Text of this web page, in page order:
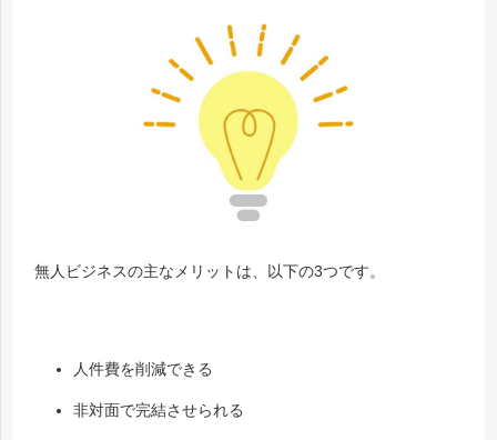
無人ビジネスの主なメリットは、以下の3つです。
人件費を削減できる
非対面で完結させられる